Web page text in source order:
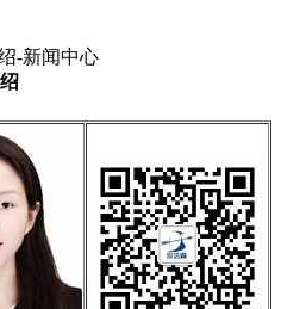
-新闻中心